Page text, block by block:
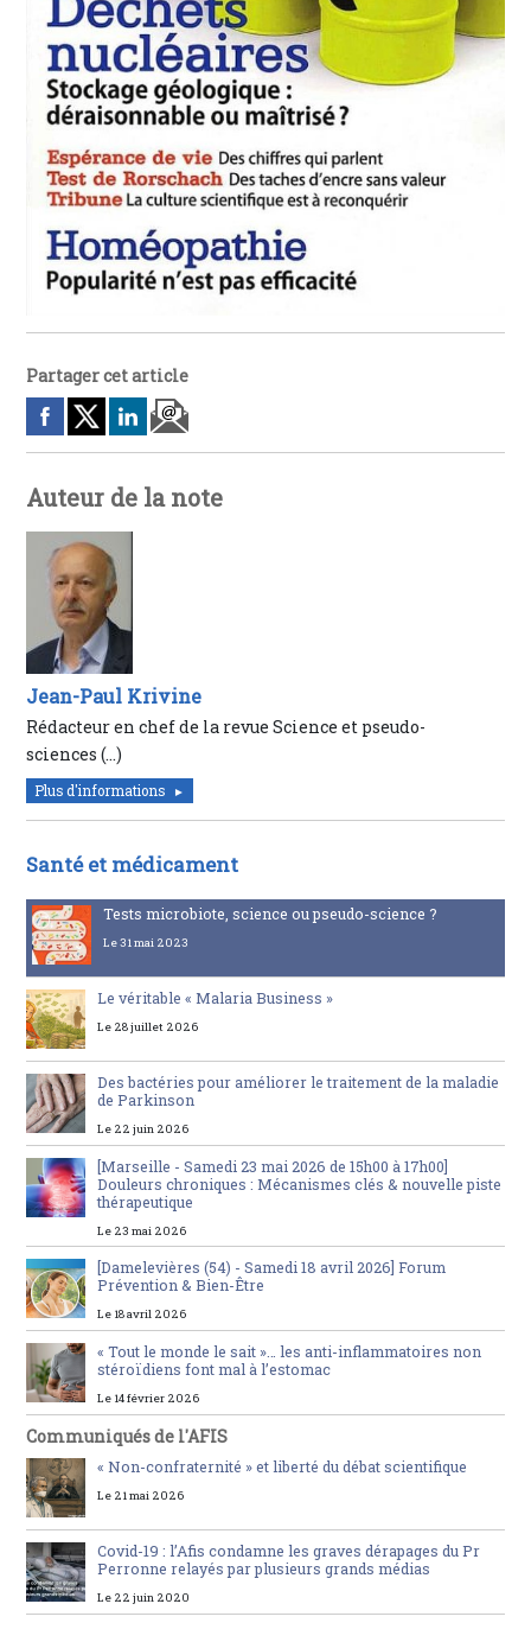
Partager cet article
Auteur de la note
Jean-Paul Krivine
Rédacteur en chef de la revue Science et pseudo-
sciences (…)
Plus d'informations
Santé et médicament
Tests microbiote, science ou pseudo-science ?
Le 31 mai 2023
Le véritable « Malaria Business »
Le 28 juillet 2026
Des bactéries pour améliorer le traitement de la maladie
de Parkinson
Le 22 juin 2026
[Marseille - Samedi 23 mai 2026 de 15h00 à 17h00]
Douleurs chroniques : Mécanismes clés & nouvelle piste
thérapeutique
Le 23 mai 2026
[Damelevières (54) - Samedi 18 avril 2026] Forum
Prévention & Bien-Être
Le 18 avril 2026
« Tout le monde le sait »… les anti-inflammatoires non
stéroïdiens font mal à l’estomac
Le 14 février 2026
Communiqués de l'AFIS
« Non-confraternité » et liberté du débat scientifique
Le 21 mai 2026
Covid-19 : l’Afis condamne les graves dérapages du Pr
Perronne relayés par plusieurs grands médias
Le 22 juin 2020